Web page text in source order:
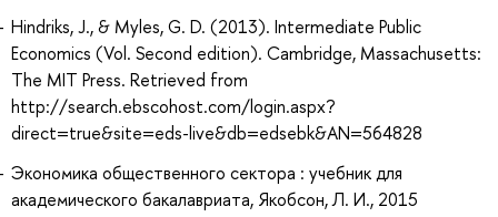
Hindriks, J., & Myles, G. D. (2013). Intermediate Public
Economics (Vol. Second edition). Cambridge, Massachusetts:
The MIT Press. Retrieved from
http://search.ebscohost.com/login.aspx?
direct=true&site=eds-live&db=edsebk&AN=564828
Экономика общественного сектора : учебник для
академического бакалавриата, Якобсон, Л. И., 2015